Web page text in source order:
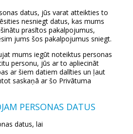
datus, jūs varat atteikties to
nesniegt datus, kas mums
prasītos pakalpojumus,
jums šos pakalpojumus sniegt.
mums iegūt noteiktus personas
personu, jūs ar to apliecināt
ar šiem datiem dalīties un ļaut
saskaņā ar šo Privātuma
PERSONAS DATUS
datus, lai